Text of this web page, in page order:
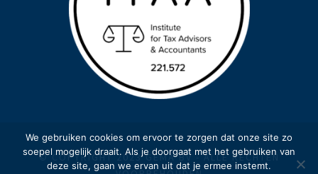
© COPYRIGHT 2023 GEMA BV - ALLE RECHTEN
We gebruiken cookies om ervoor te zorgen dat onze site zo
soepel mogelijk draait. Als je doorgaat met het gebruiken van
deze site, gaan we ervan uit dat je ermee instemt.